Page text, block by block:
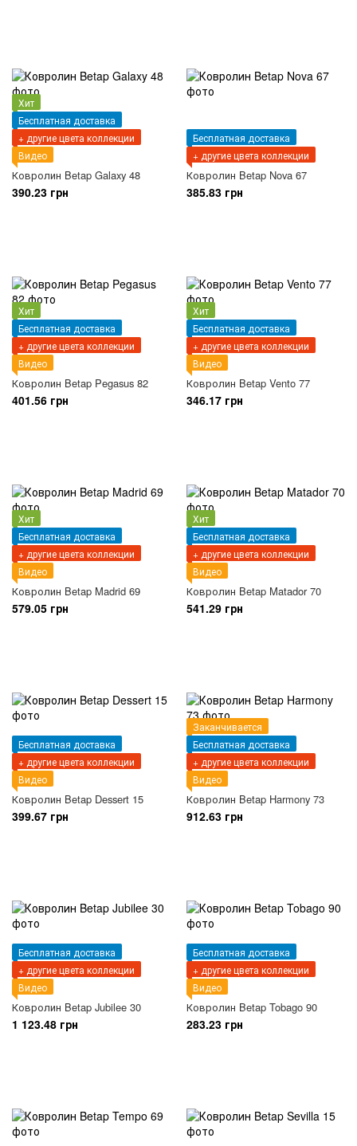
Хит
Бесплатная доставка
+ другие цвета коллекции
Видео
Ковролин Betap Galaxy 48
390.23 грн
Бесплатная доставка
+ другие цвета коллекции
Ковролин Betap Nova 67
385.83 грн
Хит
Бесплатная доставка
+ другие цвета коллекции
Видео
Ковролин Betap Pegasus 82
401.56 грн
Хит
Бесплатная доставка
+ другие цвета коллекции
Видео
Ковролин Betap Vento 77
346.17 грн
Хит
Бесплатная доставка
+ другие цвета коллекции
Видео
Ковролин Betap Madrid 69
579.05 грн
Хит
Бесплатная доставка
+ другие цвета коллекции
Видео
Ковролин Betap Matador 70
541.29 грн
Бесплатная доставка
+ другие цвета коллекции
Видео
Ковролин Betap Dessert 15
399.67 грн
Заканчивается
Бесплатная доставка
+ другие цвета коллекции
Видео
Ковролин Betap Harmony 73
912.63 грн
Бесплатная доставка
+ другие цвета коллекции
Видео
Ковролин Betap Jubilee 30
1 123.48 грн
Бесплатная доставка
+ другие цвета коллекции
Видео
Ковролин Betap Tobago 90
283.23 грн